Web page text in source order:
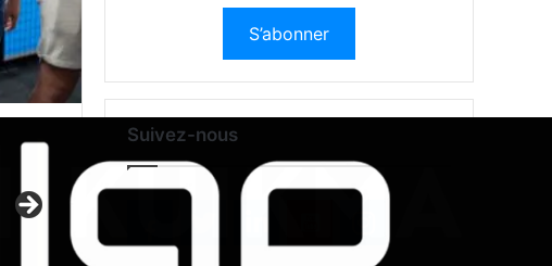
S’abonner
Suivez-nous